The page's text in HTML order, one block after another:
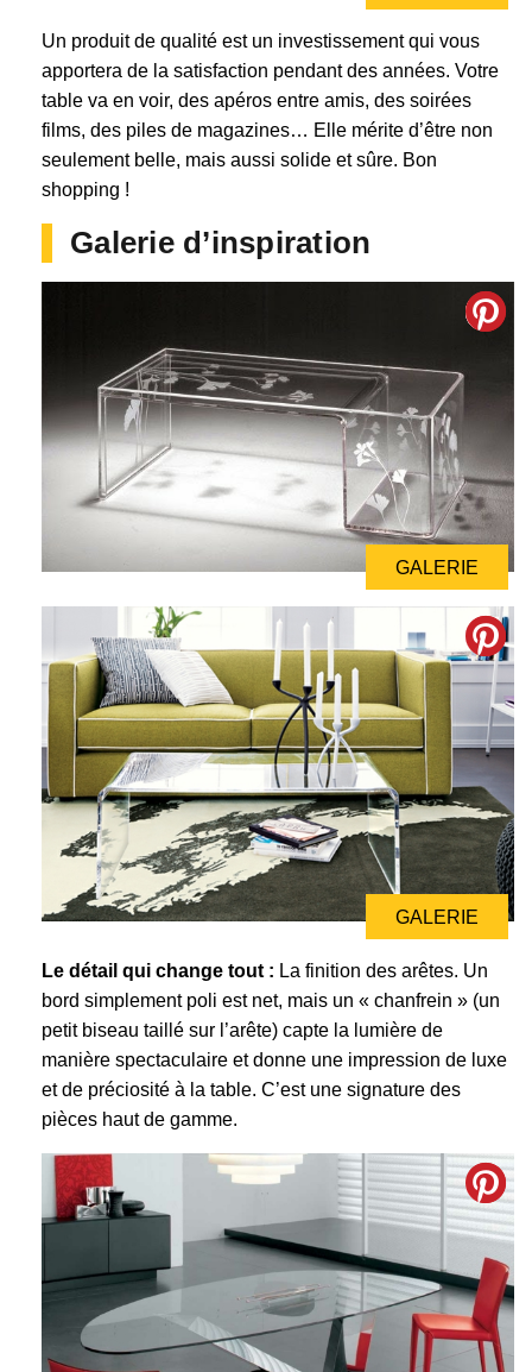
Un produit de qualité est un investissement qui vous
apportera de la satisfaction pendant des années. Votre
table va en voir, des apéros entre amis, des soirées
films, des piles de magazines… Elle mérite d’être non
seulement belle, mais aussi solide et sûre. Bon
shopping !
Galerie d’inspiration
GALERIE
GALERIE
Le détail qui change tout : La finition des arêtes. Un
bord simplement poli est net, mais un « chanfrein » (un
petit biseau taillé sur l’arête) capte la lumière de
manière spectaculaire et donne une impression de luxe
et de préciosité à la table. C’est une signature des
pièces haut de gamme.